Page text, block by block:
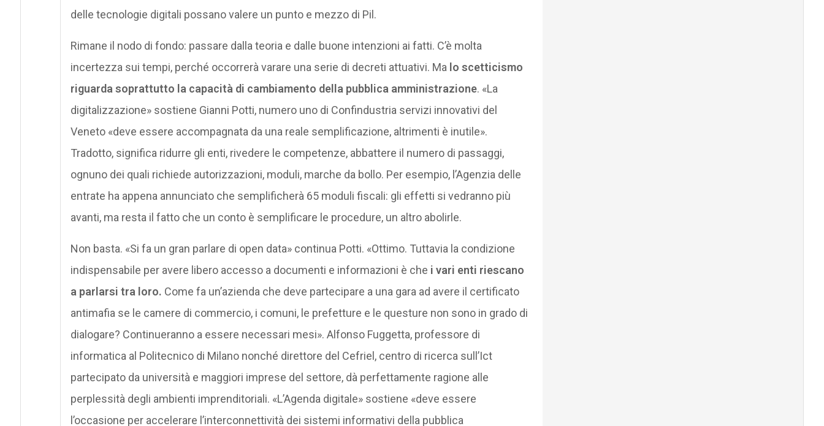
delle tecnologie digitali possano valere un punto e mezzo di Pil.
Rimane il nodo di fondo: passare dalla teoria e dalle buone intenzioni ai fatti. C’è molta
incertezza sui tempi, perché occorrerà varare una serie di decreti attuativi. Ma lo scetticismo
riguarda soprattutto la capacità di cambiamento della pubblica amministrazione. «La
digitalizzazione» sostiene Gianni Potti, numero uno di Confindustria servizi innovativi del
Veneto «deve essere accompagnata da una reale semplificazione, altrimenti è inutile».
Tradotto, significa ridurre gli enti, rivedere le competenze, abbattere il numero di passaggi,
ognuno dei quali richiede autorizzazioni, moduli, marche da bollo. Per esempio, l’Agenzia delle
entrate ha appena annunciato che semplificherà 65 moduli fiscali: gli effetti si vedranno più
avanti, ma resta il fatto che un conto è semplificare le procedure, un altro abolirle.
Non basta. «Si fa un gran parlare di open data» continua Potti. «Ottimo. Tuttavia la condizione
indispensabile per avere libero accesso a documenti e informazioni è che i vari enti riescano
a parlarsi tra loro. Come fa un’azienda che deve partecipare a una gara ad avere il certificato
antimafia se le camere di commercio, i comuni, le prefetture e le questure non sono in grado di
dialogare? Continueranno a essere necessari mesi». Alfonso Fuggetta, professore di
informatica al Politecnico di Milano nonché direttore del Cefriel, centro di ricerca sull’Ict
partecipato da università e maggiori imprese del settore, dà perfettamente ragione alle
perplessità degli ambienti imprenditoriali. «L’Agenda digitale» sostiene «deve essere
l’occasione per accelerare l’interconnettività dei sistemi informativi della pubblica